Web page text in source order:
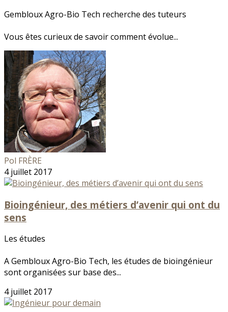
Gembloux Agro-Bio Tech recherche des tuteurs
Vous êtes curieux de savoir comment évolue...
Pol FRÈRE
4 juillet 2017
Bioingénieur, des métiers d’avenir qui ont du
sens
Les études
A Gembloux Agro-Bio Tech, les études de bioingénieur
sont organisées sur base des...
4 juillet 2017